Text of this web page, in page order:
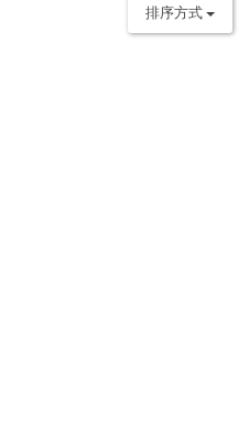
排序方式